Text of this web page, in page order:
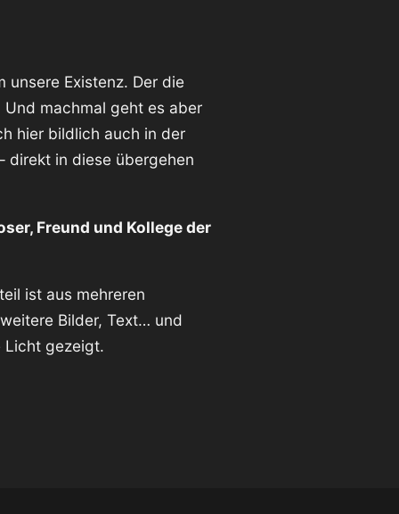
Existenz. Der die
machmal geht es aber
hier bildlich auch in der
direkt in diese übergehen
Freund und Kollege der
ist aus mehreren
Bilder, Text… und
Licht gezeigt.